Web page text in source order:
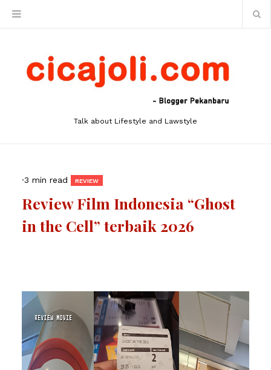
Talk about Lifestyle and Lawstyle
·3 min read REVIEW
Review Film Indonesia “Ghost
in the Cell” terbaik 2026